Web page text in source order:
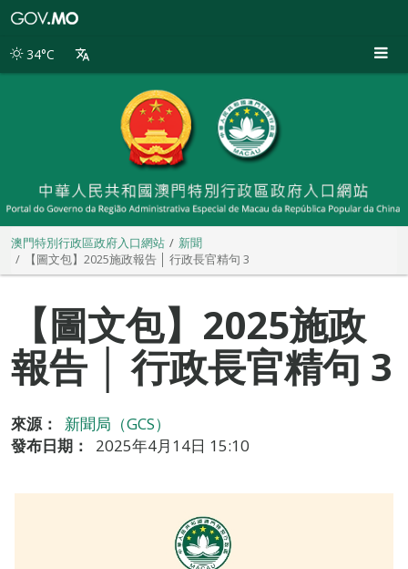
別
34°C
澳門特別行政區政府入口網站
新聞
【圖文包】2025施政報告 │ 行政長官精句 3
【圖文包】2025施政
報告 │ 行政長官精句 3
來源：
新聞局（GCS）
發布日期：
2025年4月14日 15:10